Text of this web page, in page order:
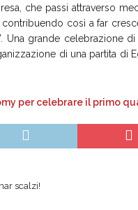
che passi attraverso
contribuendo così a far
Una grande celebrazione
di una partita di
scalzi!